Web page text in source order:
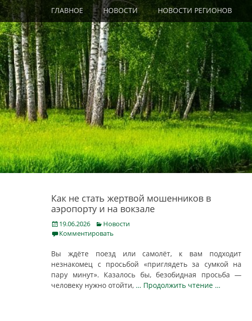
Skip
content
Primary Menu
ГЛАВНОЕ НОВОСТИ НОВОСТИ РЕГИОНОВ
Как не стать жертвой мошенников в
аэропорту и на вокзале
Posted
on
19.06.2026 Categories
Новости
Комментировать
Вы ждёте поезд или самолёт, к вам подходит
незнакомец с просьбой «приглядеть за сумкой на
пару минут». Казалось бы, безобидная просьба —
человеку нужно отойти, … Продолжить чтение …